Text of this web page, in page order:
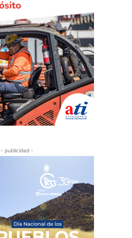
- publicidad -